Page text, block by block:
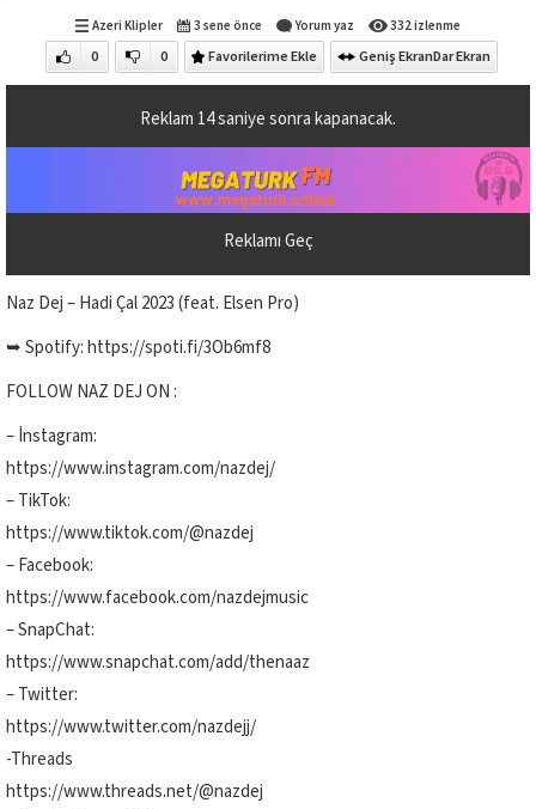
Azeri Klipler 3 sene önce Yorum yaz 332 izlenme
0 0 Favorilerime Ekle Geniş EkranDar Ekran
Reklam 14saniye sonra kapanacak.
Reklamı Geç
Naz Dej – Hadi Çal 2023 (feat. Elsen Pro)
➥ Spotify: https://spoti.fi/3Ob6mf8
FOLLOW NAZ DEJ ON :
– İnstagram:
https://www.instagram.com/nazdej/
– TikTok:
https://www.tiktok.com/@nazdej
– Facebook:
https://www.facebook.com/nazdejmusic
– SnapChat:
https://www.snapchat.com/add/thenaaz
– Twitter:
https://www.twitter.com/nazdejj/
-Threads
https://www.threads.net/@nazdej